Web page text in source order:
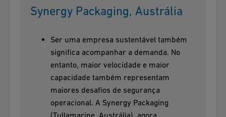
Synergy Packaging, Austrália
Ser uma empresa sustentável também
significa acompanhar a demanda. No
entanto, maior velocidade e maior
capacidade também representam
maiores desafios de segurança
operacional. A Synergy Packaging
(Tullamarine, Austrália), agora